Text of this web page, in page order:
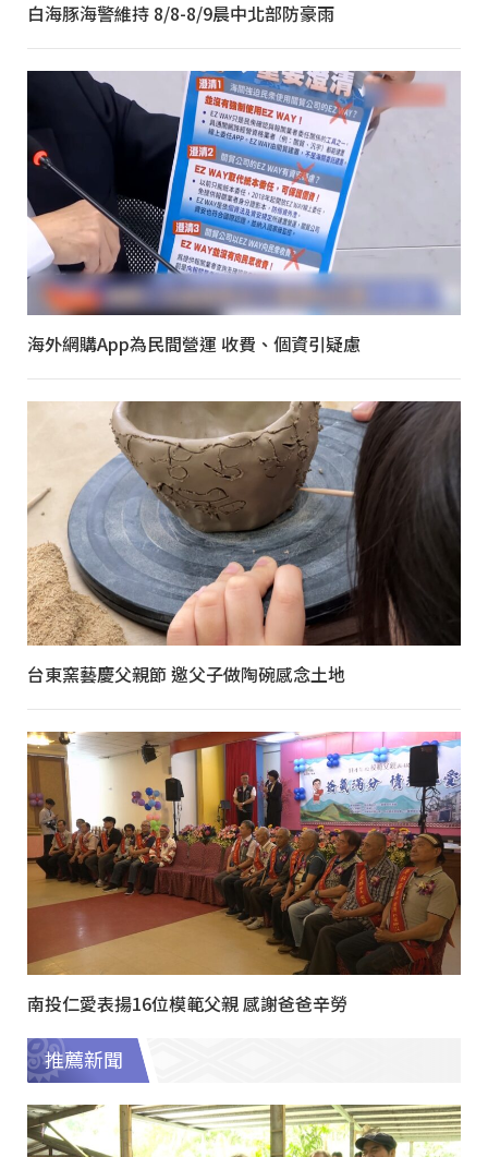
白海豚海警維持 8/8-8/9晨中北部防豪雨
海外網購App為民間營運 收費、個資引疑慮
台東窯藝慶父親節 邀父子做陶碗感念土地
南投仁愛表揚16位模範父親 感謝爸爸辛勞
推薦新聞